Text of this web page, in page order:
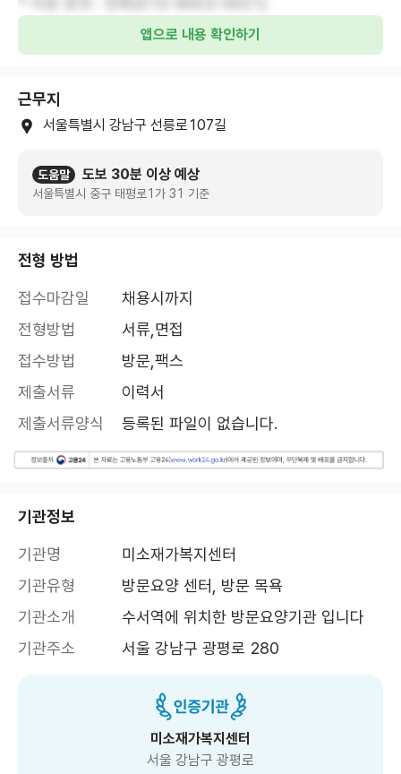
앱으로 내용 확인하기
근무지
서울특별시 강남구 선릉로107길
도움말 도보 30분 이상 예상
서울특별시 중구 태평로1가 31 기준
전형 방법
접수마감일
채용시까지
전형방법
서류,면접
접수방법
방문,팩스
제출서류
이력서
제출서류양식
등록된 파일이 없습니다.
기관정보
기관명
미소재가복지센터
기관유형
방문요양 센터, 방문 목욕
기관소개
수서역에 위치한 방문요양기관 입니다
기관주소
서울 강남구 광평로 280
미소재가복지센터
서울 강남구 광평로